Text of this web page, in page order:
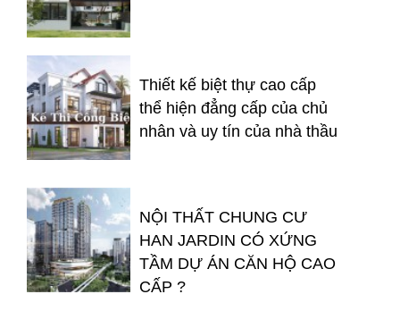
Thiết kế biệt thự cao cấp
thể hiện đẳng cấp của chủ
nhân và uy tín của nhà thầu
NỘI THẤT CHUNG CƯ
HAN JARDIN CÓ XỨNG
TẦM DỰ ÁN CĂN HỘ CAO
CẤP ?